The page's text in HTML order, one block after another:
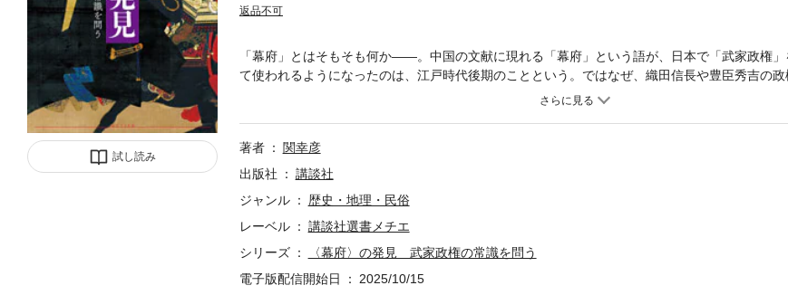
試し読み
返品不可
「幕府」とはそもそも何か――。中国の文献に現れる「幕府」という語が、日本で「武家政権」
て使われるようになったのは、江戸時代後期のことという。ではなぜ、織田信長や豊臣秀吉の政
ず、鎌倉・室町・江戸の三つのみを幕府と呼ぶのだろうか。ここに、700年にわたって権力の座
「鎌倉政府」「徳川政府」あるいは「平安政府」と記しているのだ。では、江戸時代の代表的な
『日本外史』ではどうか？ 明治期の帝国大学の教科書『国史眼』では「幕府」をどう位置づけ
編み出したのが、「幕府」すなわち「調教された武家政権」という再定義だった。そして、この
治維新（大政奉還と王政復古）の正当性を規定し、さらに南北朝正閏論争や、現在も続く日本中
も大きな影を落としているのである。著者の長年にわたる中世武士団研究と、史学史研究を交差
史』の歴史観第二章 「幕府」の発見：『読史余論』から『日本外史』へ第三章 近代は武家を
著者
関幸彦
出版社
講談社
ジャンル
歴史・地理・民俗
レーベル
講談社選書メチエ
シリーズ
〈幕府〉の発見 武家政権の常識を問う
電子版配信開始日
2025/10/15